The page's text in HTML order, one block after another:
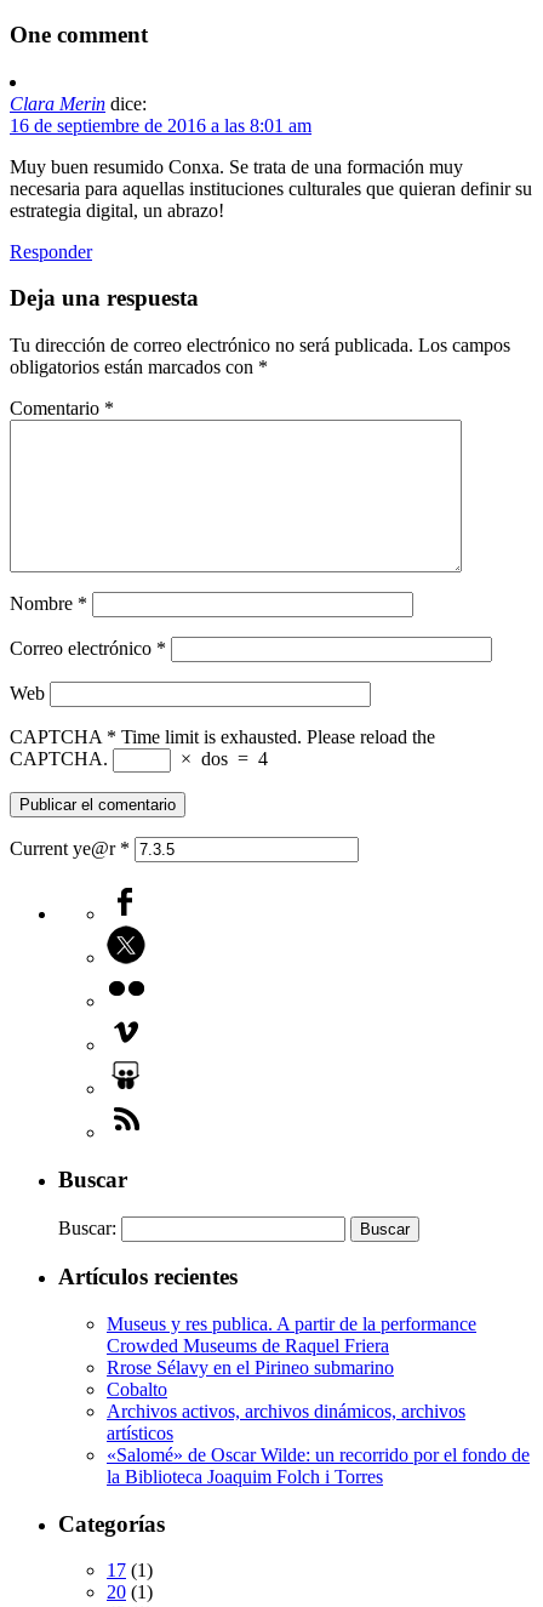
One comment
Clara Merin dice:
16 de septiembre de 2016 a las 8:01 am
Muy buen resumido Conxa. Se trata de una formación muy
necesaria para aquellas instituciones culturales que quieran definir su
estrategia digital, un abrazo!
Responder
Deja una respuesta
Tu dirección de correo electrónico no será publicada. Los campos
obligatorios están marcados con *
Comentario *
Nombre *
Correo electrónico *
Web
CAPTCHA * Time limit is exhausted. Please reload the
CAPTCHA.
× dos = 4
Current ye@r *
Buscar
Buscar:
Artículos recientes
Museus y res publica. A partir de la performance
Crowded Museums de Raquel Friera
Rrose Sélavy en el Pirineo submarino
Cobalto
Archivos activos, archivos dinámicos, archivos
artísticos
«Salomé» de Oscar Wilde: un recorrido por el fondo de
la Biblioteca Joaquim Folch i Torres
Categorías
17 (1)
20 (1)